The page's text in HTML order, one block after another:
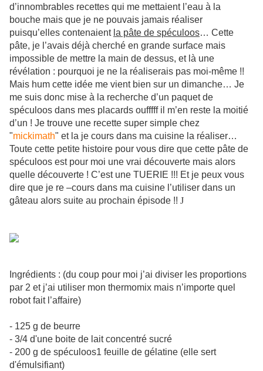
d’innombrables recettes qui me mettaient l’eau à la
bouche mais que je ne pouvais jamais réaliser
puisqu’elles contenaient la pâte de spéculoos… Cette
pâte, je l’avais déjà cherché en grande surface mais
impossible de mettre la main de dessus, et là une
révélation : pourquoi je ne la réaliserais pas moi-même !!
Mais hum cette idée me vient bien sur un dimanche… Je
me suis donc mise à la recherche d’un paquet de
spéculoos dans mes placards oufffff il m’en reste la moitié
d’un ! Je trouve une recette super simple chez
"mickimath" et la je cours dans ma cuisine la réaliser…
Toute cette petite histoire pour vous dire que cette pâte de
spéculoos est pour moi une vrai découverte mais alors
quelle découverte ! C’est une TUERIE !!! Et je peux vous
dire que je re –cours dans ma cuisine l’utiliser dans un
gâteau alors suite au prochain épisode !! J
Ingrédients : (du coup pour moi j’ai diviser les proportions
par 2 et j’ai utiliser mon thermomix mais n’importe quel
robot fait l’affaire)
- 125 g de beurre
- 3/4 d'une boite de lait concentré sucré
- 200 g de spéculoos1 feuille de gélatine (elle sert
d'émulsifiant)